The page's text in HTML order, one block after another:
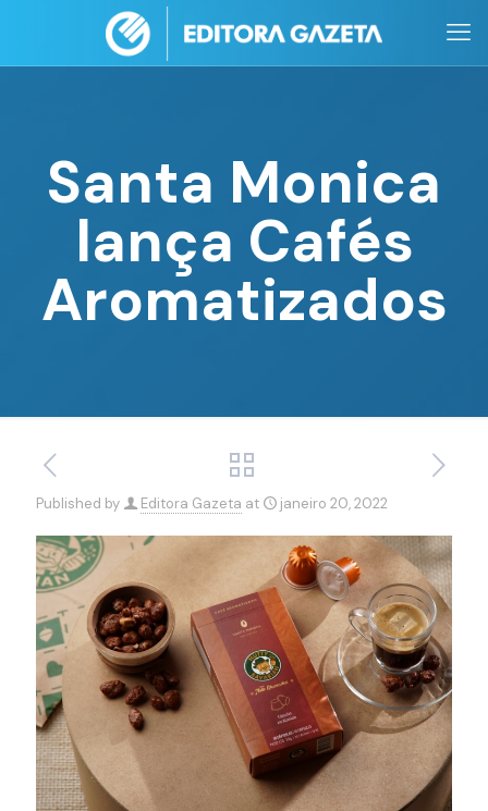
Santa Monica
lança Cafés
Aromatizados
Published by Editora Gazeta at janeiro 20, 2022